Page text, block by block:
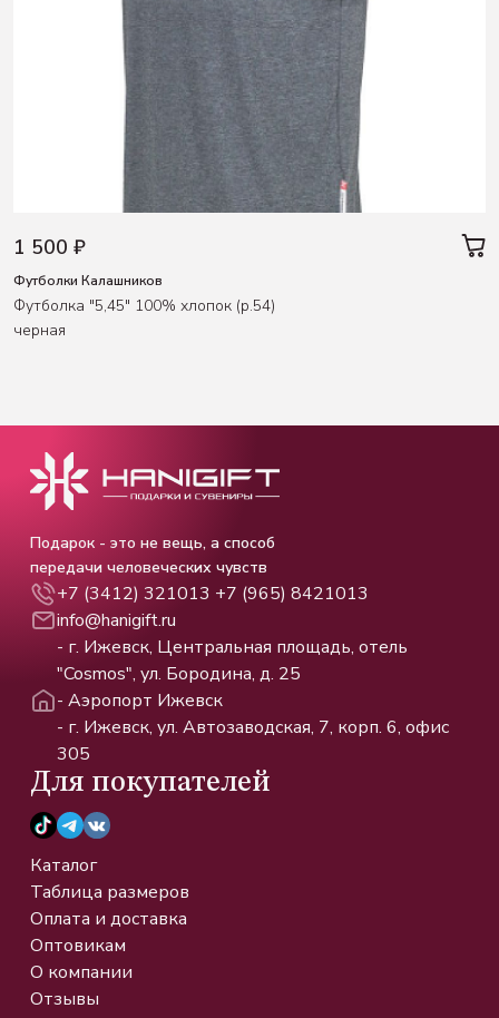
1 500 ₽
Футболки Калашников
Футболка "5,45" 100% хлопок (р.54)
черная
Подарок - это не вещь, а способ
передачи человеческих чувств
+7 (3412) 321013 +7 (965) 8421013
info@hanigift.ru
- г. Ижевск, Центральная площадь, отель
"Cosmos", ул. Бородина, д. 25
- Аэропорт Ижевск
- г. Ижевск, ул. Автозаводская, 7, корп. 6, офис
305
Для покупателей
Каталог
Таблица размеров
Оплата и доставка
Оптовикам
О компании
Отзывы